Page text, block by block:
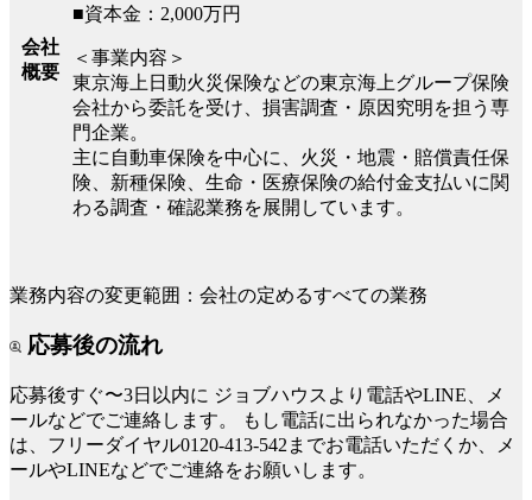
会社
概要
■資本金：2,000万円
＜事業内容＞
東京海上日動火災保険などの東京海上グループ保険
会社から委託を受け、損害調査・原因究明を担う専
門企業。
主に自動車保険を中心に、火災・地震・賠償責任保
険、新種保険、生命・医療保険の給付金支払いに関
わる調査・確認業務を展開しています。
業務内容の変更範囲：会社の定めるすべての業務
応募後の流れ
応募後すぐ〜3日以内に ジョブハウスより電話やLINE、メ
ールなどでご連絡します。
もし電話に出られなかった場合
は、フリーダイヤル0120-413-542までお電話いただくか、メ
ールやLINEなどでご連絡をお願いします。